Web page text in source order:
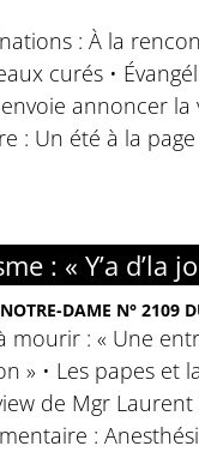
: À la
curés •
annoncer la
: Un été à la page
: « Y’a d’la
DAME N° 2109
mourir : « Une
» • Les papes et
de Mgr Laurent
: